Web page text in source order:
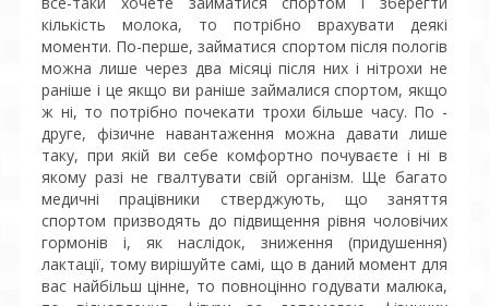
кількість молока, то потрібно врахувати деякі
моменти. По-перше, займатися спортом після пологів
можна лише через два місяці після них і нітрохи не
раніше і це якщо ви раніше займалися спортом, якщо
ж ні, то потрібно почекати трохи більше часу. По -
друге, фізичне навантаження можна давати лише
таку, при якій ви себе комфортно почуваєте і ні в
якому разі не гвалтувати свій організм. Ще багато
медичні працівники стверджують, що заняття
спортом призводять до підвищення рівня чоловічих
гормонів і, як наслідок, зниження (придушення)
лактації, тому вирішуйте самі, що в даний момент для
вас найбільш цінне, то повноцінно годувати малюка,